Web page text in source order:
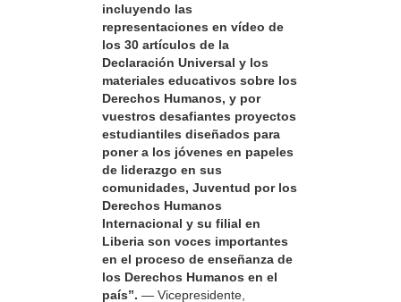
incluyendo las
representaciones en vídeo de
los 30 artículos de la
Declaración Universal y los
materiales educativos sobre los
Derechos Humanos, y por
vuestros desafiantes proyectos
estudiantiles diseñados para
poner a los jóvenes en papeles
de liderazgo en sus
comunidades, Juventud por los
Derechos Humanos
Internacional y su filial en
Liberia son voces importantes
en el proceso de enseñanza de
los Derechos Humanos en el
país”. — Vicepresidente,